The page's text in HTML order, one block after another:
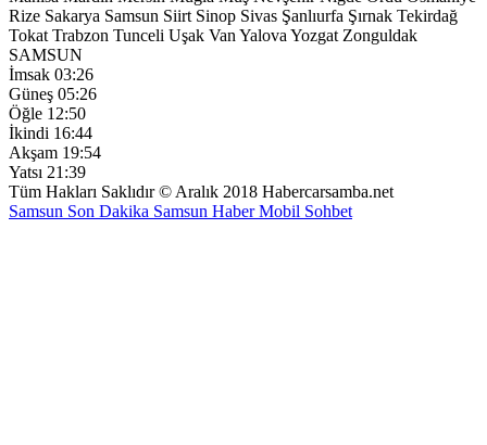
Rize Sakarya Samsun Siirt Sinop Sivas Şanlıurfa Şırnak Tekirdağ
Tokat Trabzon Tunceli Uşak Van Yalova Yozgat Zonguldak
SAMSUN
İmsak 03:26
Güneş 05:26
Öğle 12:50
İkindi 16:44
Akşam 19:54
Yatsı 21:39
Tüm Hakları Saklıdır © Aralık 2018 Habercarsamba.net
Samsun Son Dakika Samsun HaberMobil Sohbet